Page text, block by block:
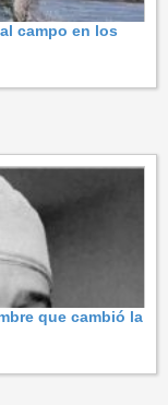
campo en los
que cambió la